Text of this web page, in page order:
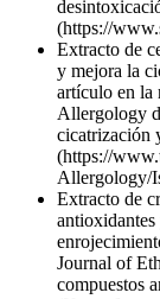
(https://
Extracto de
y mejora la
artículo en la
Allergology
cicatrización
(https://
Allergology/
Extracto de
antioxidantes
Journal of
compuestos